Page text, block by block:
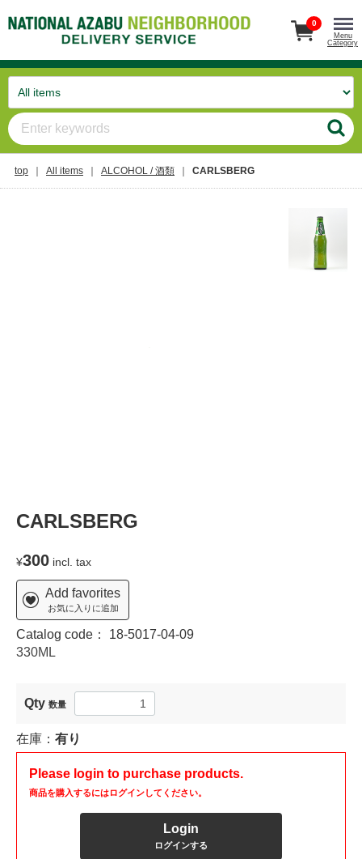
0
Menu
Category
top All items ALCOHOL / 酒類 CARLSBERG
CARLSBERG
¥300 incl. tax
Add favorites
お気に入りに追加
Catalog code： 18-5017-04-09
330ML
Qty 数量
在庫： 有り
Please login to purchase products.
商品を購入するにはログインしてください。
Login
ログインする